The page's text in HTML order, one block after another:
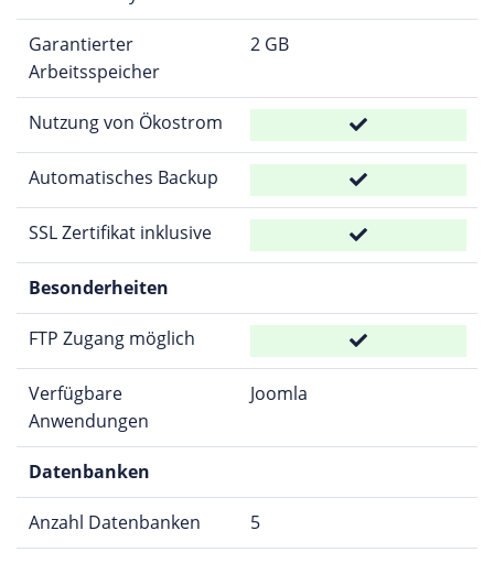
Garantierter
Arbeitsspeicher
2 GB
Nutzung von Ökostrom
Automatisches Backup
SSL Zertifikat inklusive
Besonderheiten
FTP Zugang möglich
Verfügbare
Anwendungen
Joomla
Datenbanken
Anzahl Datenbanken 5